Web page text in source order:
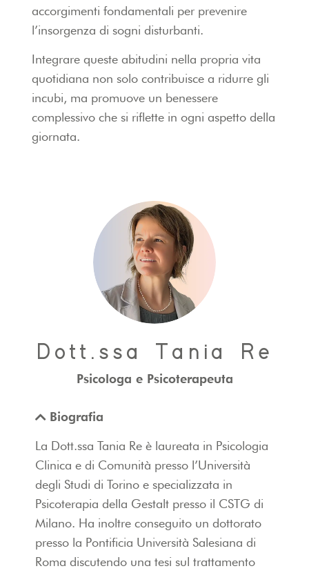
accorgimenti fondamentali per prevenire
l’insorgenza di sogni disturbanti.
Integrare queste abitudini nella propria vita
quotidiana non solo contribuisce a ridurre gli
incubi, ma promuove un benessere
complessivo che si riflette in ogni aspetto della
giornata.
Dott.ssa Tania Re
Psicologa e Psicoterapeuta
Biografia
La Dott.ssa Tania Re è laureata in Psicologia
Clinica e di Comunità presso l’Università
degli Studi di Torino e specializzata in
Psicoterapia della Gestalt presso il CSTG di
Milano. Ha inoltre conseguito un dottorato
presso la Pontificia Università Salesiana di
Roma discutendo una tesi sul trattamento